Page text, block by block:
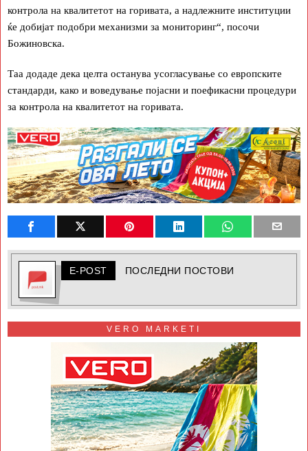
контрола на квалитетот на горивата, а надлежните институции
ќе добијат подобри механизми за мониторинг“, посочи
Божиновска.
Таа додаде дека целта останува усогласување со европските
стандарди, како и воведување појасни и поефикасни процедури
за контрола на квалитетот на горивата.
E-POST ПОСЛЕДНИ ПОСТОВИ
VERO MARKETI